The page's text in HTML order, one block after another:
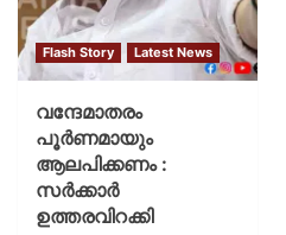
Flash Story Latest News
വന്ദേമാതരം
പൂര്‍ണമായും
ആലപിക്കണം :
സര്‍ക്കാര്‍
ഉത്തരവിറക്കി